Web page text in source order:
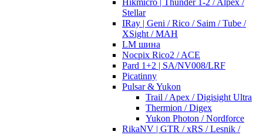
Hikmicro | Thunder 1-2 / Alpex /
Stellar
IRay | Geni / Rico / Saim / Tube /
XSight / MAH
LM шина
Nocpix Rico2 / ACE
Pard 1+2 | SA/NV008/LRF
Picatinny
Pulsar & Yukon
Trail / Apex / Digisight Ultra
Thermion / Digex
Yukon Photon / Nordforce
RikaNV | GTR / xRS / Lesnik /